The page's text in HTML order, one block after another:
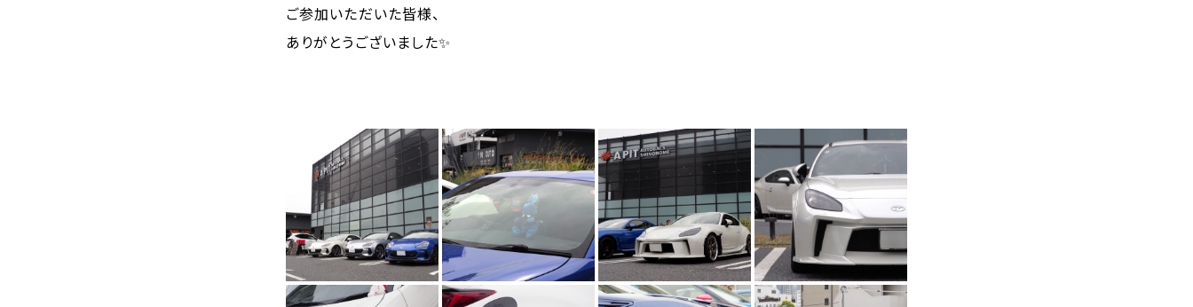
ご参加いただいた皆様、
ありがとうございました✨